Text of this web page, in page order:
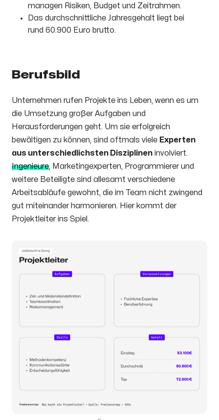
managen Risiken, Budget und Zeitrahmen.
Das durchschnittliche Jahresgehalt liegt bei
rund 60.900 Euro brutto.
Berufsbild
Unternehmen rufen Projekte ins Leben, wenn es um
die Umsetzung großer Aufgaben und
Herausforderungen geht. Um sie erfolgreich
bewältigen zu können, sind oftmals viele Experten
aus unterschiedlichsten Disziplinen involviert.
Ingenieure, Marketingexperten, Programmierer und
weitere Beteiligte sind allesamt verschiedene
Arbeitsabläufe gewohnt, die im Team nicht zwingend
gut miteinander harmonieren. Hier kommt der
Projektleiter ins Spiel.